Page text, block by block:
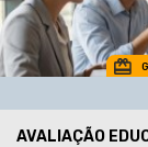
AVALIAÇÃO